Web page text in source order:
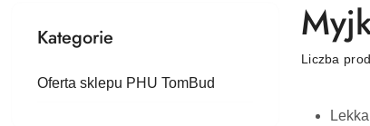
Kategorie
Oferta sklepu PHU TomBud
Liczba